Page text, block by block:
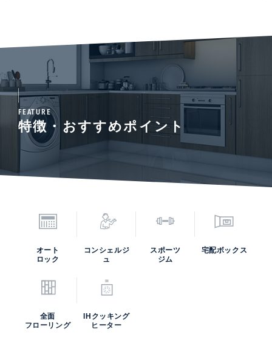
FEATURE
特徴・おすすめポイント
オート
ロック
コンシェルジ
ュ
スポーツ
ジム
宅配ボックス
全面
フローリング
IHクッキング
ヒーター